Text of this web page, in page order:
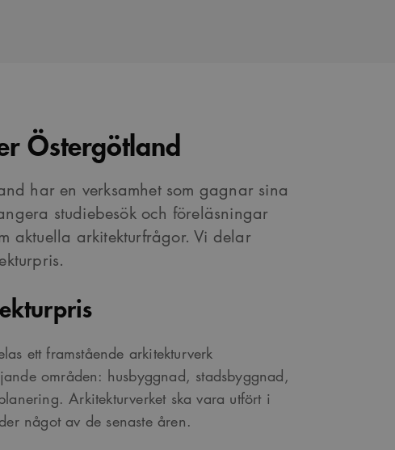
Östergötland
har en verksamhet som gagnar sina
studiebesök och föreläsningar
aktuella arkitekturfrågor. Vi delar
ett framstående arkitekturverk
områden: husbyggnad, stadsbyggnad,
Arkitekturverket ska vara utfört i
något av de senaste åren.